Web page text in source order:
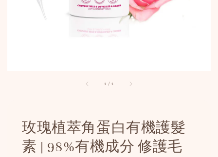
1 /1
玫瑰植萃角蛋白有機護髮
素 | 98%有機成分 修護毛